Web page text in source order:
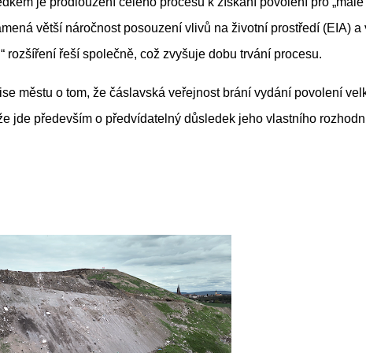
větší náročnost posouzení vlivů na životní prostředí (EIA) a
rozšíření řeší společně, což zvyšuje dobu trvání procesu.
městu o tom, že čáslavská veřejnost brání vydání povolení
jde především o předvídatelný důsledek jeho vlastního